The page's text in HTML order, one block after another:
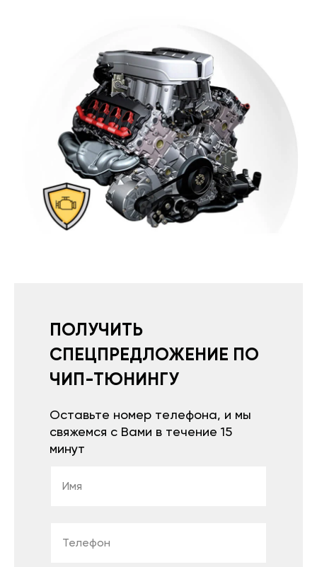
ПОЛУЧИТЬ
СПЕЦПРЕДЛОЖЕНИЕ ПО
ЧИП-ТЮНИНГУ
Оставьте номер телефона, и мы
свяжемся с Вами в течение 15
минут